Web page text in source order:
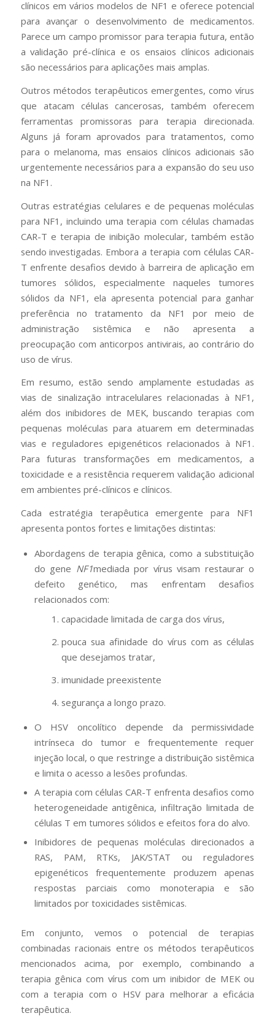
clínicos em vários modelos de NF1 e oferece potencial
para avançar o desenvolvimento de medicamentos.
Parece um campo promissor para terapia futura, então
a validação pré-clínica e os ensaios clínicos adicionais
são necessários para aplicações mais amplas.
Outros métodos terapêuticos emergentes, como vírus
que atacam células cancerosas, também oferecem
ferramentas promissoras para terapia direcionada.
Alguns já foram aprovados para tratamentos, como
para o melanoma, mas ensaios clínicos adicionais são
urgentemente necessários para a expansão do seu uso
na NF1.
Outras estratégias celulares e de pequenas moléculas
para NF1, incluindo uma terapia com células chamadas
CAR-T e terapia de inibição molecular, também estão
sendo investigadas. Embora a terapia com células CAR-
T enfrente desafios devido à barreira de aplicação em
tumores sólidos, especialmente naqueles tumores
sólidos da NF1, ela apresenta potencial para ganhar
preferência no tratamento da NF1 por meio de
administração sistêmica e não apresenta a
preocupação com anticorpos antivirais, ao contrário do
uso de vírus.
Em resumo, estão sendo amplamente estudadas as
vias de sinalização intracelulares relacionadas à NF1,
além dos inibidores de MEK, buscando terapias com
pequenas moléculas para atuarem em determinadas
vias e reguladores epigenéticos relacionados à NF1.
Para futuras transformações em medicamentos, a
toxicidade e a resistência requerem validação adicional
em ambientes pré-clínicos e clínicos.
Cada estratégia terapêutica emergente para NF1
apresenta pontos fortes e limitações distintas:
Abordagens de terapia gênica, como a substituição
do gene NF1mediada por vírus visam restaurar o
defeito genético, mas enfrentam desafios
relacionados com:
capacidade limitada de carga dos vírus,
pouca sua afinidade do vírus com as células
que desejamos tratar,
imunidade preexistente
segurança a longo prazo.
O HSV oncolítico depende da permissividade
intrínseca do tumor e frequentemente requer
injeção local, o que restringe a distribuição sistêmica
e limita o acesso a lesões profundas.
A terapia com células CAR-T enfrenta desafios como
heterogeneidade antigênica, infiltração limitada de
células T em tumores sólidos e efeitos fora do alvo.
Inibidores de pequenas moléculas direcionados a
RAS, PAM, RTKs, JAK/STAT ou reguladores
epigenéticos frequentemente produzem apenas
respostas parciais como monoterapia e são
limitados por toxicidades sistêmicas.
Em conjunto, vemos o potencial de terapias
combinadas racionais entre os métodos terapêuticos
mencionados acima, por exemplo, combinando a
terapia gênica com vírus com um inibidor de MEK ou
com a terapia com o HSV para melhorar a eficácia
terapêutica.